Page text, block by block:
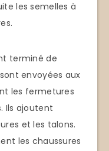
les semelles à
terminé de
envoyées aux
les fermetures
Ils ajoutent
et les talons.
les chaussures